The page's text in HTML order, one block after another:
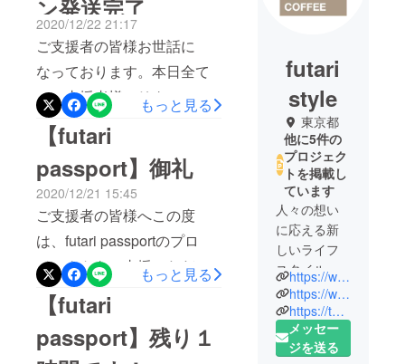
ン発送完了
2020/12/22 21:17
ご支援者の皆様お世話に
なっております。本日全て
のご支援者様へリターンを
発送して参りました。クロ
ネコヤマト宅急便にて発送
しまして、お届けは明日12
月23日の予定になっており
ます。配送状況や商品につ
いてなど何かございました
ら、お気軽にお知らせくだ
さいませ。取り急ぎ、発送
報告のご連絡ではございま
すが、引き続きどうぞよろ
もっと見る
【futari
passport】御礼
2020/12/21 15:45
ご支援者の皆様へこの度
は、futari passportのプロ
ジェクトをご支援いただき
どうもありがとうございま
した。おかげさまで、昨日
目標106%でクラウドファン
もっと見る
【futari
passport】残り１
futari
style
東京都
他に5件の
プロジェク
トを掲載し
ています
人々の想い
に応える新
しいライフ
スタイルを
創造・発
信・提供
し、世界を
思いやりと
https://www.halfdecafcoffee.com/
https://www.instagram.com/halfdecafcoffee/
https://twitter.com/HalfDecafCoffee
メッセー
ジを送る